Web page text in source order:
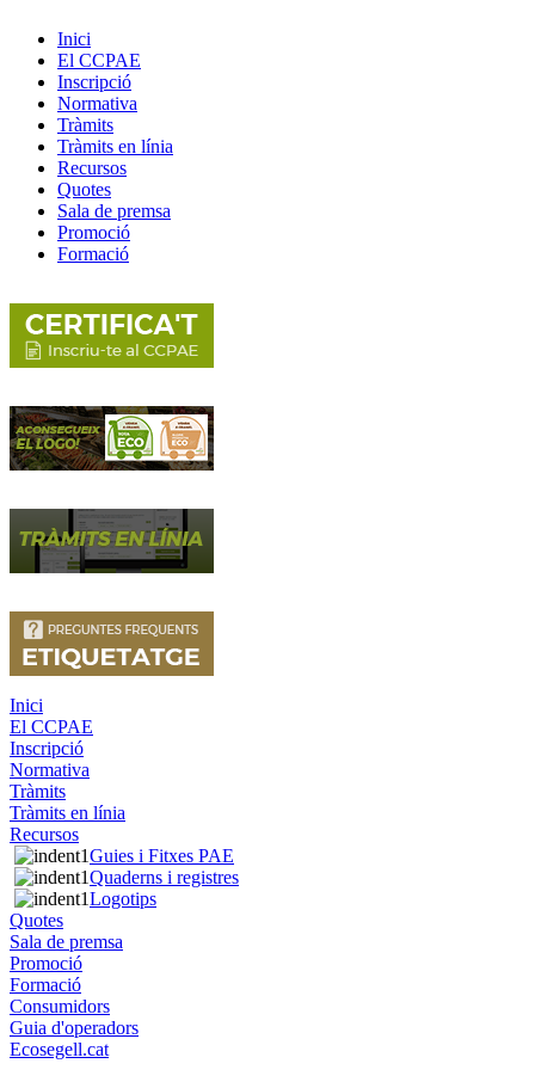
Inici
El CCPAE
Inscripció
Normativa
Tràmits
Tràmits en línia
Recursos
Quotes
Sala de premsa
Promoció
Formació
Inici
El CCPAE
Inscripció
Normativa
Tràmits
Tràmits en línia
Recursos
Guies i Fitxes PAE
Quaderns i registres
Logotips
Quotes
Sala de premsa
Promoció
Formació
Consumidors
Guia d'operadors
Ecosegell.cat